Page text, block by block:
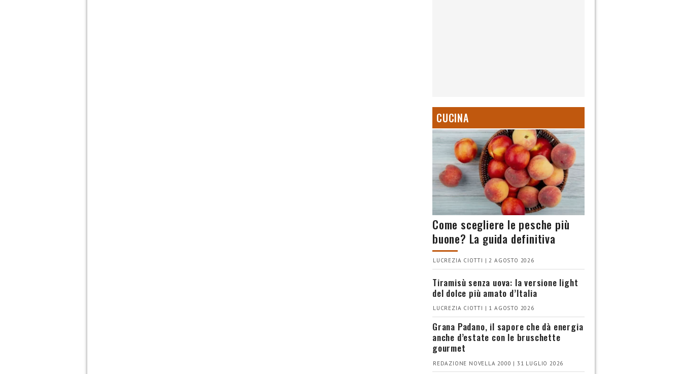
CUCINA
Come scegliere le pesche più
buone? La guida definitiva
LUCREZIA CIOTTI | 2 AGOSTO 2026
Tiramisù senza uova: la versione light
del dolce più amato d’Italia
LUCREZIA CIOTTI | 1 AGOSTO 2026
Grana Padano, il sapore che dà energia
anche d’estate con le bruschette
gourmet
REDAZIONE NOVELLA 2000 | 31 LUGLIO 2026